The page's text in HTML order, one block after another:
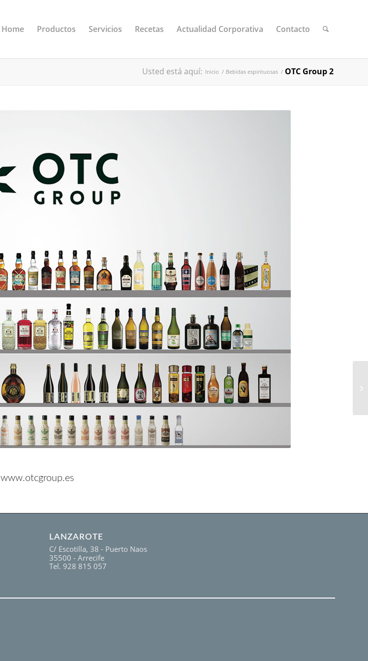
Home Productos Servicios Recetas Actualidad Corporativa Contacto
Usted está aquí: Inicio / Bebidas espirituosas / OTC Group 2
www.otcgroup.es
LANZAROTE
C/ Escotilla, 38 - Puerto Naos
35500 - Arrecife
Tel. 928 815 057